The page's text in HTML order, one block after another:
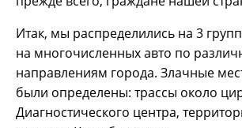
Итак, мы распределились на 3
на многочисленных авто по
направлениям города. Злачные
были определены: трассы около
Диагностического центра,